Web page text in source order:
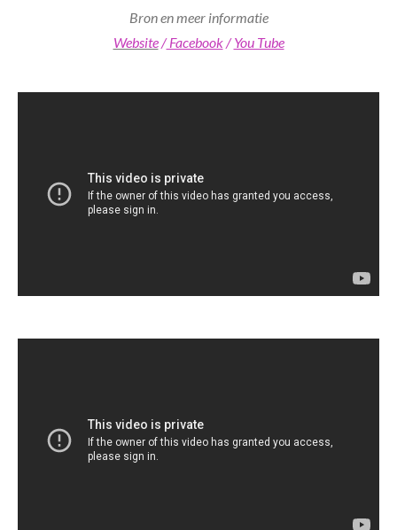
Bron en meer informatie
Website/Facebook/You Tube